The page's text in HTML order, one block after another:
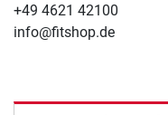
+49 4621 42100
info@fitshop.de